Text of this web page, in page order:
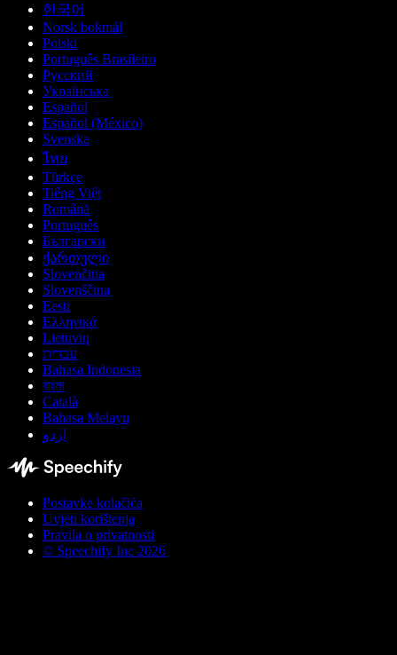
한국어
Norsk bokmål
Polski
Português Brasileiro
Русский
Українська
Español
Español (México)
Svenska
ไทย
Türkçe
Tiếng Việt
Română
Português
Български
ქართული
Slovenčina
Slovenščina
Eesti
Ελληνικά
Lietuvių
עברית
Bahasa Indonesia
বাংলা
Català
Bahasa Melayu
اردو
Postavke kolačića
Uvjeti korištenja
Pravila o privatnosti
© Speechify Inc 2026